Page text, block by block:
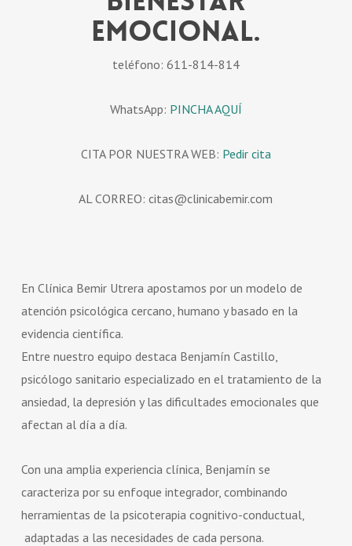
emocional.
teléfono: 611-814-814
WhatsApp: PINCHA AQUÍ
CITA POR NUESTRA WEB: Pedir cita
AL CORREO: citas@clinicabemir.com
En Clínica Bemir Utrera apostamos por un modelo de
atención psicológica cercano, humano y basado en la
evidencia científica.
Entre nuestro equipo destaca Benjamín Castillo,
psicólogo sanitario especializado en el tratamiento de la
ansiedad, la depresión y las dificultades emocionales que
afectan al día a día.
Con una amplia experiencia clínica, Benjamín se
caracteriza por su enfoque integrador, combinando
herramientas de la psicoterapia cognitivo-conductual,
adaptadas a las necesidades de cada persona.